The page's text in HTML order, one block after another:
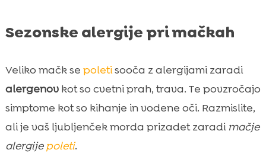
Sezonske alergije pri mačkah
Veliko mačk se poletisooča z alergijami zaradi
alergenovkot so cvetni prah, trava. Te povzročajo
simptome kot so kihanje in vodene oči. Razmislite,
ali je vaš ljubljenček morda prizadet zaradi mačje
alergijepoleti.